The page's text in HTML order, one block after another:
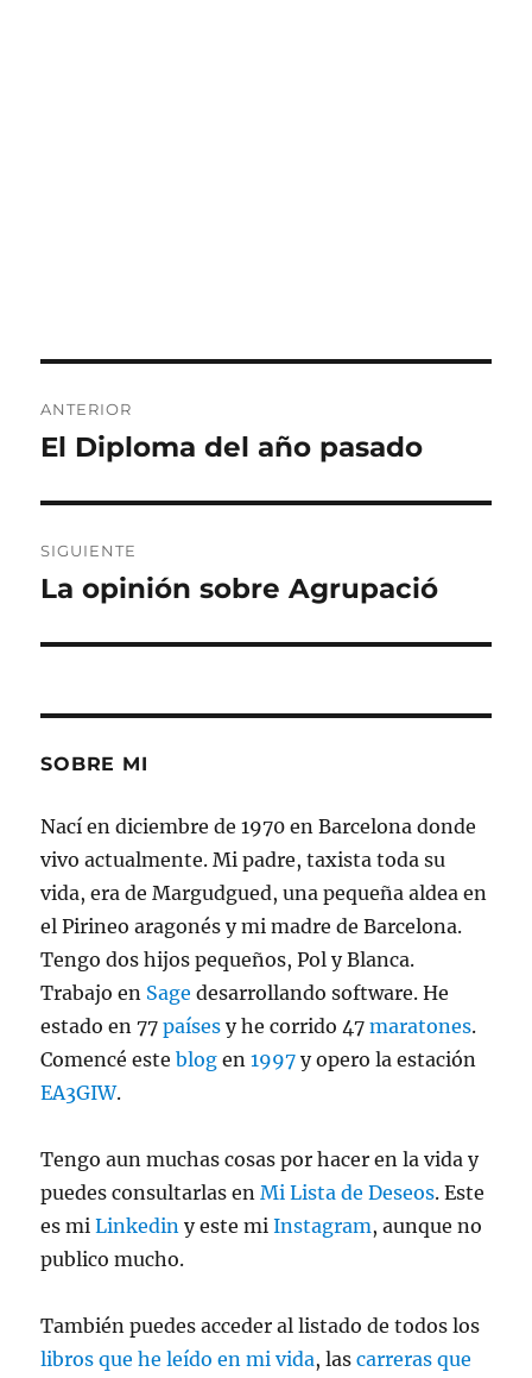
de
ANTERIOR
Entrada
El Diploma del año pasado
SIGUIENTE
Entrada
La opinión sobre Agrupació
SOBRE MI
Nací en diciembre de 1970 en Barcelona donde
vivo actualmente. Mi padre, taxista toda su
vida, era de Margudgued, una pequeña aldea en
el Pirineo aragonés y mi madre de Barcelona.
Tengo dos hijos pequeños, Pol y Blanca.
Trabajo en Sage desarrollando software. He
estado en 77países y he corrido 47maratones.
Comencé esteblog en1997 y opero la estación
EA3GIW.
Tengo aun muchas cosas por hacer en la vida y
puedes consultarlas enMi Lista de Deseos. Este
es miLinkedin y este miInstagram, aunque no
publico mucho.
También puedes acceder al listado de todos los
libros que he leído en mi vida, lascarreras que